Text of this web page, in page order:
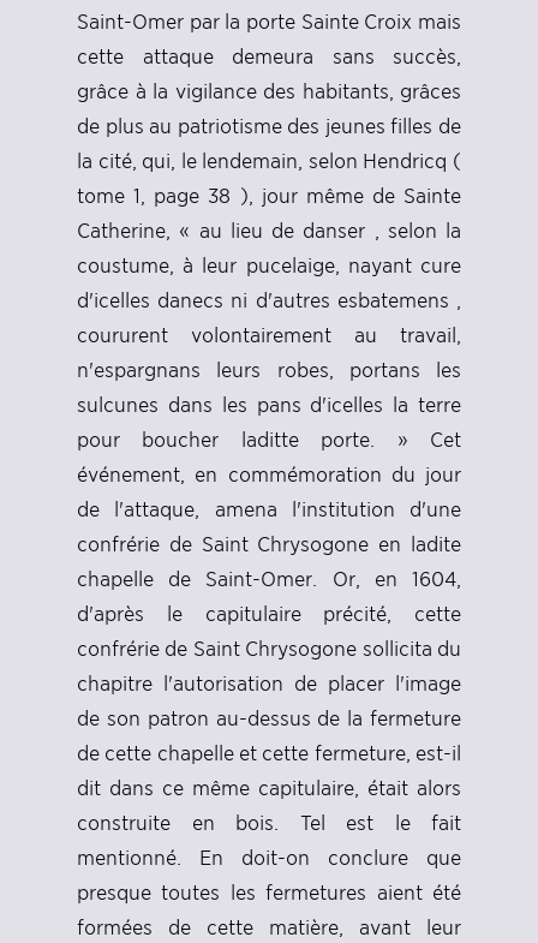
Saint-Omer par la porte Sainte Croix mais
cette attaque demeura sans succès,
grâce à la vigilance des habitants, grâces
de plus au patriotisme des jeunes filles de
la cité, qui, le lendemain, selon Hendricq (
tome 1, page 38 ), jour même de Sainte
Catherine, « au lieu de danser , selon la
coustume, à leur pucelaige, nayant cure
d'icelles danecs ni d'autres esbatemens ,
coururent volontairement au travail,
n'espargnans leurs robes, portans les
sulcunes dans les pans d'icelles la terre
pour boucher laditte porte. » Cet
événement, en commémoration du jour
de l'attaque, amena l'institution d'une
confrérie de Saint Chrysogone en ladite
chapelle de Saint-Omer. Or, en 1604,
d'après le capitulaire précité, cette
confrérie de Saint Chrysogone sollicita du
chapitre l'autorisation de placer l'image
de son patron au-dessus de la fermeture
de cette chapelle et cette fermeture, est-il
dit dans ce même capitulaire, était alors
construite en bois. Tel est le fait
mentionné. En doit-on conclure que
presque toutes les fermetures aient été
formées de cette matière, avant leur